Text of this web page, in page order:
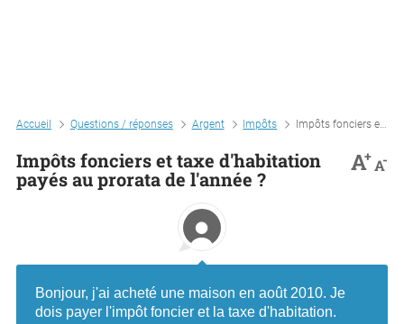
Accueil Questions / réponses Argent Impôts Impôts fonciers et taxe d'habitation payés au prorata de l'année ?
Impôts fonciers et taxe d'habitation
payés au prorata de l'année ?
A+A-
Bonjour, j'ai acheté une maison en août 2010. Je
dois payer l'impôt foncier et la taxe d'habitation.